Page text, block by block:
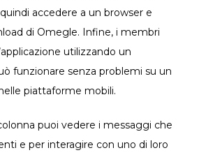
accedere a un browser e
di Omegle. Infine, i membri
utilizzando un
funzionare senza problemi su un
piattaforme mobili.
puoi vedere i messaggi che
e per interagire con uno di loro